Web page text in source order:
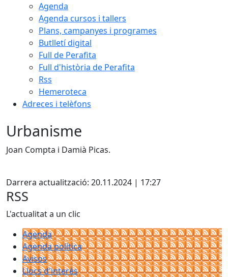
Agenda
Agenda cursos i tallers
Plans, campanyes i programes
Butlletí digital
Full de Perafita
Full d'història de Perafita
Rss
Hemeroteca
Adreces i telèfons
Urbanisme
Joan Compta i Damià Picas.
Darrera actualització: 20.11.2024 | 17:27
RSS
L'actualitat a un clic
Agenda
Agenda política
Avisos
Llocs d'interès